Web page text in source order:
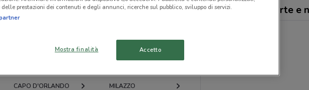
PUNTA
ENNA
CAPO D'ORLANDO MILAZZO
Edil Kamin, offerte e
prestazioni dei contenuti e degli annunci, ricerche sul pubblico, sviluppo di servizi.
Mostra finalità Accetto